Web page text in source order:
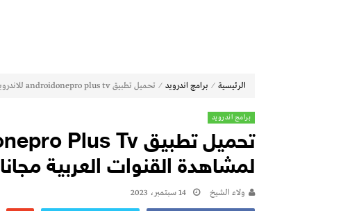
الرئيسية ⁄ برامج اندرويد ⁄ تحميل تطبيق androidonepro plus tv للاندرويد لمشاهدة القنوات العربية مجانا
برامج اندرويد
لمشاهدة القنوات العربية مجانا
ولاء الشيخ 14 سبتمبر، 2023